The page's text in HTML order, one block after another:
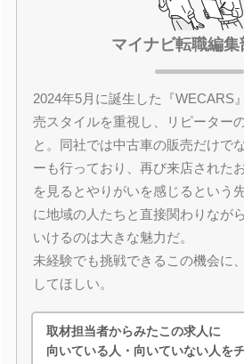
マイナビ転職編集
2024年5月に誕生した『WECARS
売スタイルを重視し、リピーター
と。同社では中古車の販売だけで
ーも行っており、再び来店された
を見るとやりがいを感じるという
に地域の人たちと直接関わりなが
いけるのは大きな魅力だ。
未経験でも挑戦できるこの機会に
してほしい。
取材担当者からみたこの求人に
向いている人・向いていない人を